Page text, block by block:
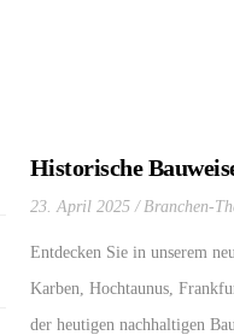
Historische
23. April 2025 Branchen-
Entdecken Sie in unserem
Karben, Hochtaunus,
der heutigen nachhaltigen